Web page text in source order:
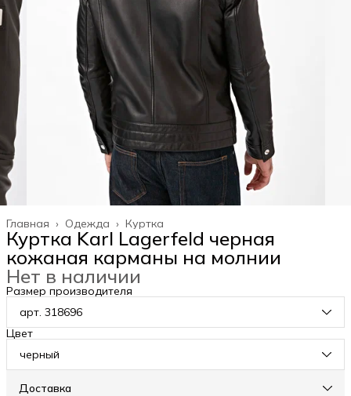
Куртка
Одежда ›
Главная ›
Куртка Karl Lagerfeld черная
кожаная карманы на молнии
Нет в наличии
Размер производителя
арт. 318696
Цвет
черный
Доставка